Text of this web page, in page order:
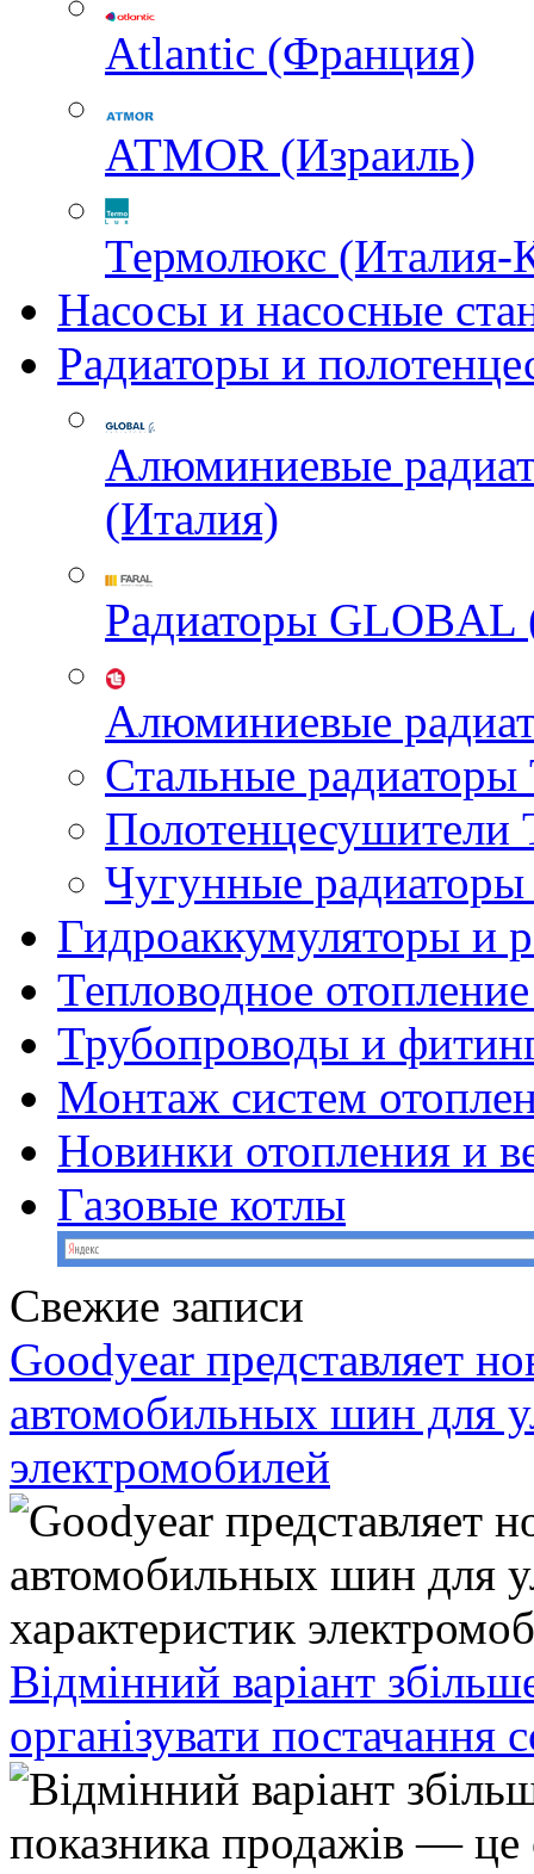
Atlantic (Франция)
ATMOR (Израиль)
Термолюкс (Италия-
Насосы и насосные
Радиаторы и
Алюминиевые
(Италия)
Радиаторы GLOBAL
Алюминиевые
Стальные
Чугунные
Гидроаккумуляторы и
Тепловодное
Трубопроводы и
Монтаж систем
Новинки отопления и
Газовые котлы
Свежие записи
Goodyear представляет
автомобильных шин для
электромобилей
Відмінний варіант
організувати постачання